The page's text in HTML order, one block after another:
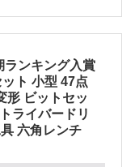
ランキング入賞
ト 小型 47点
形 ビットセッ
ライバードリ
六角レンチ